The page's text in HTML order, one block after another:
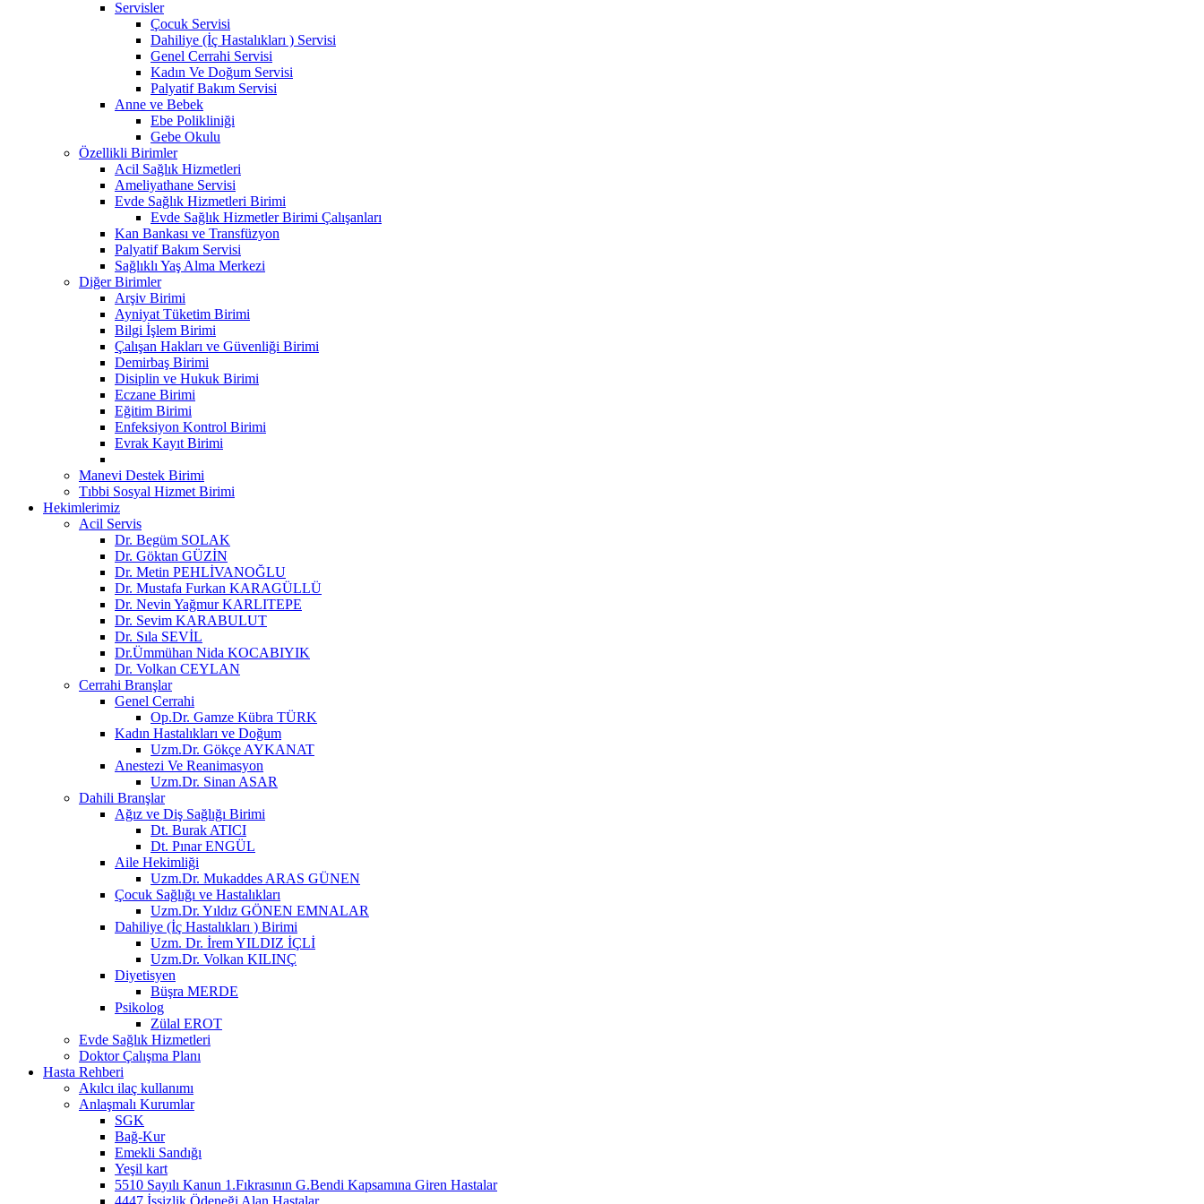
Servisler
Çocuk Servisi
Dahiliye (İç Hastalıkları ) Servisi
Genel Cerrahi Servisi
Kadın Ve Doğum Servisi
Palyatif Bakım Servisi
Anne ve Bebek
Ebe Polikliniği
Gebe Okulu
Özellikli Birimler
Acil Sağlık Hizmetleri
Ameliyathane Servisi
Evde Sağlık Hizmetleri Birimi
Evde Sağlık Hizmetler Birimi Çalışanları
Kan Bankası ve Transfüzyon
Palyatif Bakım Servisi
Sağlıklı Yaş Alma Merkezi
Diğer Birimler
Arşiv Birimi
Ayniyat Tüketim Birimi
Bilgi İşlem Birimi
Çalışan Hakları ve Güvenliği Birimi
Demirbaş Birimi
Disiplin ve Hukuk Birimi
Eczane Birimi
Eğitim Birimi
Enfeksiyon Kontrol Birimi
Evrak Kayıt Birimi
Manevi Destek Birimi
Tıbbi Sosyal Hizmet Birimi
Hekimlerimiz
Acil Servis
Dr. Begüm SOLAK
Dr. Göktan GÜZİN
Dr. Metin PEHLİVANOĞLU
Dr. Mustafa Furkan KARAGÜLLÜ
Dr. Nevin Yağmur KARLITEPE
Dr. Sevim KARABULUT
Dr. Sıla SEVİL
Dr.Ümmühan Nida KOCABIYIK
Dr. Volkan CEYLAN
Cerrahi Branşlar
Genel Cerrahi
Op.Dr. Gamze Kübra TÜRK
Kadın Hastalıkları ve Doğum
Uzm.Dr. Gökçe AYKANAT
Anestezi Ve Reanimasyon
Uzm.Dr. Sinan ASAR
Dahili Branşlar
Ağız ve Diş Sağlığı Birimi
Dt. Burak ATICI
Dt. Pınar ENGÜL
Aile Hekimliği
Uzm.Dr. Mukaddes ARAS GÜNEN
Çocuk Sağlığı ve Hastalıkları
Uzm.Dr. Yıldız GÖNEN EMNALAR
Dahiliye (İç Hastalıkları ) Birimi
Uzm. Dr. İrem YILDIZ İÇLİ
Uzm.Dr. Volkan KILINÇ
Diyetisyen
Büşra MERDE
Psikolog
Zülal EROT
Evde Sağlık Hizmetleri
Doktor Çalışma Planı
Hasta Rehberi
Akılcı ilaç kullanımı
Anlaşmalı Kurumlar
SGK
Bağ-Kur
Emekli Sandığı
Yeşil kart
5510 Sayılı Kanun 1.Fıkrasının G.Bendi Kapsamına Giren Hastalar
4447 İşsizlik Ödeneği Alan Hastalar